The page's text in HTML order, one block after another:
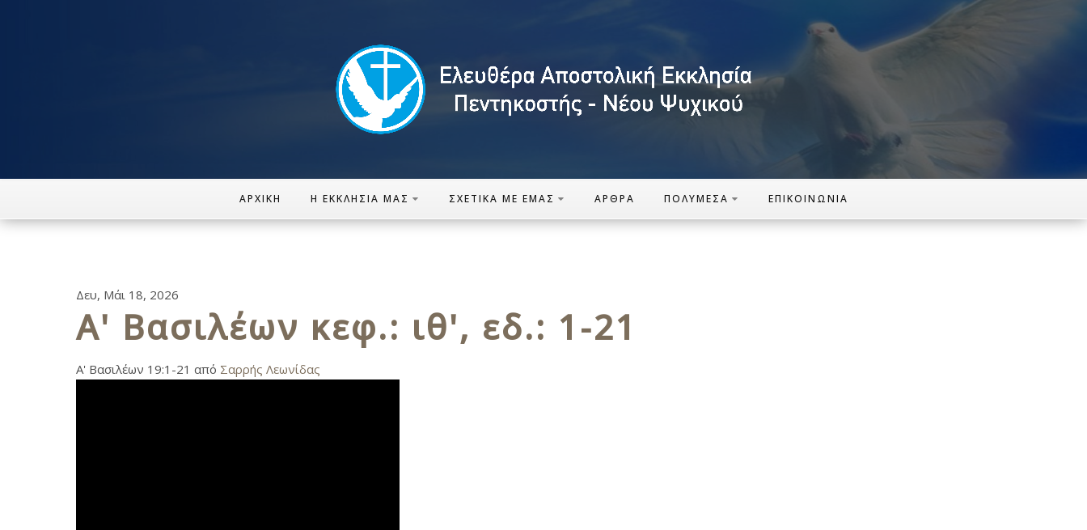
ΑΡΧΙΚΉ Η ΕΚΚΛΗΣΊΑ ΜΑΣ ΣΧΕΤΙΚΆ ΜΕ ΕΜΆΣ ΆΡΘΡΑ ΠΟΛΥΜΈΣΑ ΕΠΙΚΟΙΝΩΝΊΑ
Δευ, Μάι 18, 2026
Α' Βασιλέων κεφ.: ιθ', εδ.: 1-21
Α' Βασιλέων 19:1-21 από Σαρρής Λεωνίδας